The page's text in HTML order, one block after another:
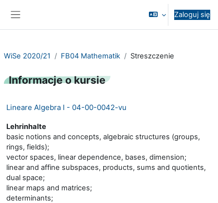
Zaloguj się
WiSe 2020/21 FB04 Mathematik Streszczenie
Informacje o kursie
Lineare Algebra I - 04-00-0042-vu
Lehrinhalte
basic notions and concepts, algebraic structures (groups,
rings, fields);
vector spaces, linear dependence, bases, dimension;
linear and affine subspaces, products, sums and quotients,
dual space;
linear maps and matrices;
determinants;